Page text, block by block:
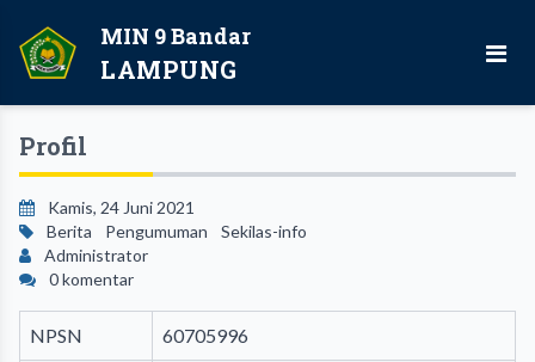
MIN 9 Bandar
LAMPUNG
Profil
Kamis, 24 Juni 2021
Berita
Pengumuman
Sekilas-info
Administrator
0 komentar
NPSN 60705996